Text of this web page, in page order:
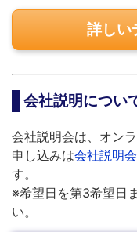
詳しい
会社説明につい
会社説明会は、オン
申し込みは会社説明
す。
※希望日を第3希望日
い。